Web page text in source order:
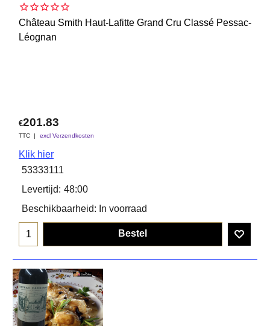
Château Smith Haut-Lafitte Grand Cru Classé Pessac-
Léognan
€201.83
TTC excl Verzendkosten
Klik hier
53333111
Levertijd: 48:00
Beschikbaarheid: In voorraad
Bestel